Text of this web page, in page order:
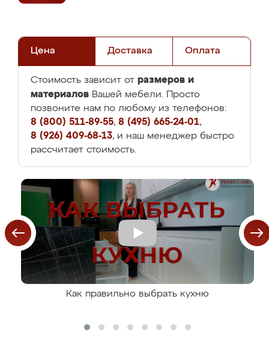
Цена Доставка Оплата
Стоимость зависит от размеров и
материалов Вашей мебели. Просто
позвоните нам по любому из телефонов:
8 (800) 511-89-55, 8 (495) 665-24-01,
8 (926) 409-68-13, и наш менеджер быстро
рассчитает стоимость.
Как правильно выбрать кухню